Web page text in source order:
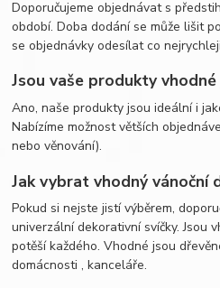
Doporučujeme objednávat s
období. Doba dodání se může lišit
se objednávky odesílat co
Jsou vaše produkty
Ano, naše produkty jsou ideální i
Nabízíme možnost větších
nebo věnování).
Jak vybrat vhodný vánoční
Pokud si nejste jistí výběrem,
univerzální dekorativní svíčky. Jsou
potěší každého. Vhodné jsou
domácnosti , kanceláře.